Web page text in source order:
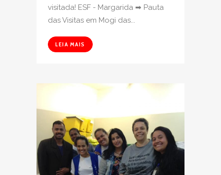
visitada! ESF - Margarida ➡ Pauta
das Visitas em Mogi das...
LEIA MAIS